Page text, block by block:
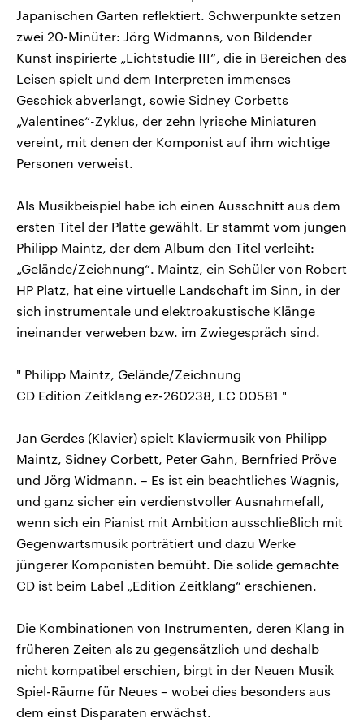
Japanischen Garten reflektiert. Schwerpunkte setzen
zwei 20-Minüter: Jörg Widmanns, von Bildender
Kunst inspirierte „Lichtstudie III“, die in Bereichen des
Leisen spielt und dem Interpreten immenses
Geschick abverlangt, sowie Sidney Corbetts
„Valentines“-Zyklus, der zehn lyrische Miniaturen
vereint, mit denen der Komponist auf ihm wichtige
Personen verweist.
Als Musikbeispiel habe ich einen Ausschnitt aus dem
ersten Titel der Platte gewählt. Er stammt vom jungen
Philipp Maintz, der dem Album den Titel verleiht:
„Gelände/Zeichnung“. Maintz, ein Schüler von Robert
HP Platz, hat eine virtuelle Landschaft im Sinn, in der
sich instrumentale und elektroakustische Klänge
ineinander verweben bzw. im Zwiegespräch sind.
" Philipp Maintz, Gelände/Zeichnung
CD Edition Zeitklang ez-260238, LC 00581 "
Jan Gerdes (Klavier) spielt Klaviermusik von Philipp
Maintz, Sidney Corbett, Peter Gahn, Bernfried Pröve
und Jörg Widmann. – Es ist ein beachtliches Wagnis,
und ganz sicher ein verdienstvoller Ausnahmefall,
wenn sich ein Pianist mit Ambition ausschließlich mit
Gegenwartsmusik porträtiert und dazu Werke
jüngerer Komponisten bemüht. Die solide gemachte
CD ist beim Label „Edition Zeitklang“ erschienen.
Die Kombinationen von Instrumenten, deren Klang in
früheren Zeiten als zu gegensätzlich und deshalb
nicht kompatibel erschien, birgt in der Neuen Musik
Spiel-Räume für Neues – wobei dies besonders aus
dem einst Disparaten erwächst.